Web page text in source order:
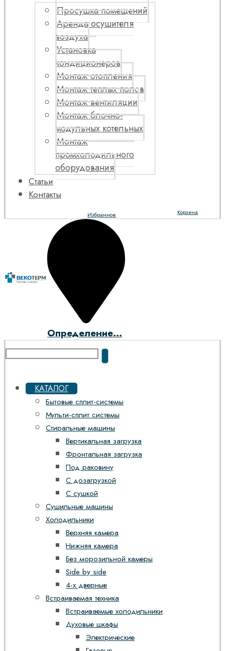
Просушка помещений
Аренда осушителя
воздуха
Установка
кондиционеров
Монтаж отопления
Монтаж теплых полов
Монтаж вентиляции
Монтаж блочно-
модульных котельных
Монтаж
промхолодильного
оборудования
Статьи
Контакты
Корзина
Избранное
Определение...
КАТАЛОГ
Бытовые сплит-системы
Мульти-сплит системы
Стиральные машины
Вертикальная загрузка
Фронтальная загрузка
Под раковину
С дозагрузкой
С сушкой
Сушильные машины
Холодильники
Верхняя камера
Нижняя камера
Без морозильной камеры
Side by side
4-х дверные
Встраиваемая техника
Встраиваемые холодильники
Духовые шкафы
Электрические